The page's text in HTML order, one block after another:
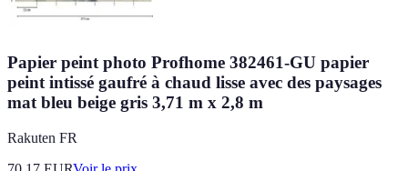
Papier peint photo Profhome 382461-GU papier
peint intissé gaufré à chaud lisse avec des paysages
mat bleu beige gris 3,71 m x 2,8 m
Rakuten FR